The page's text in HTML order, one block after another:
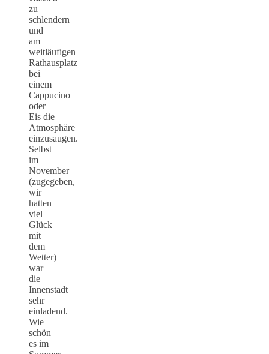
zu
schlendern
und
am
weitläufigen
Rathausplatz
bei
einem
Cappucino
oder
Eis die
Atmosphäre
einzusaugen.
Selbst
im
November
(zugegeben,
wir
hatten
viel
Glück
mit
dem
Wetter)
war
die
Innenstadt
sehr
einladend.
Wie
schön
es im